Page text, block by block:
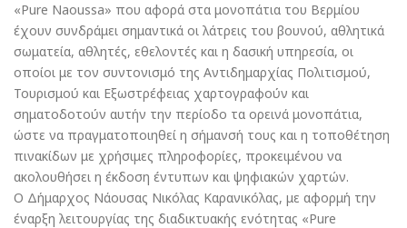
«Pure Naoussa» που αφορά στα μονοπάτια του Βερμίου
έχουν συνδράμει σημαντικά οι λάτρεις του βουνού, αθλητικά
σωματεία, αθλητές, εθελοντές και η δασική υπηρεσία, οι
οποίοι με τον συντονισμό της Αντιδημαρχίας Πολιτισμού,
Τουρισμού και Εξωστρέφειας χαρτογραφούν και
σηματοδοτούν αυτήν την περίοδο τα ορεινά μονοπάτια,
ώστε να πραγματοποιηθεί η σήμανσή τους και η τοποθέτηση
πινακίδων με χρήσιμες πληροφορίες, προκειμένου να
ακολουθήσει η έκδοση έντυπων και ψηφιακών χαρτών.
Ο Δήμαρχος Νάουσας Νικόλας Καρανικόλας, με αφορμή την
έναρξη λειτουργίας της διαδικτυακής ενότητας «Pure